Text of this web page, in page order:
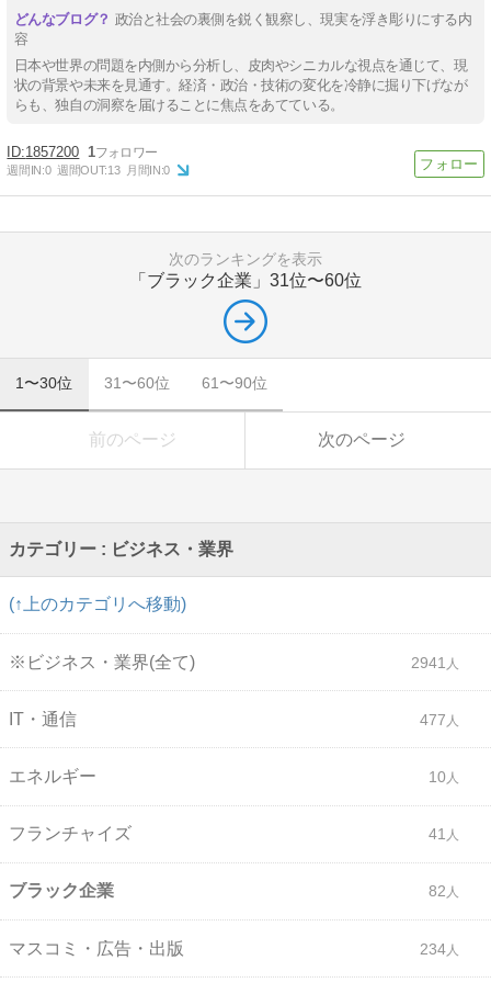
政治と社会の裏側を鋭く観察し、現実を浮き彫りにする内
容
日本や世界の問題を内側から分析し、皮肉やシニカルな視点を通じて、現
状の背景や未来を見通す。経済・政治・技術の変化を冷静に掘り下げなが
らも、独自の洞察を届けることに焦点をあてている。
1857200 1
週間IN:0 週間OUT:13 月間IN:0
次のランキングを表示
「ブラック企業」 31位〜60位
1〜30位 31〜60位 61〜90位
前のページ 次のページ
カテゴリー : ビジネス・業界
(↑上のカテゴリへ移動)
※ビジネス・業界(全て) 2941
IT・通信 477
エネルギー 10
フランチャイズ 41
ブラック企業 82
マスコミ・広告・出版 234